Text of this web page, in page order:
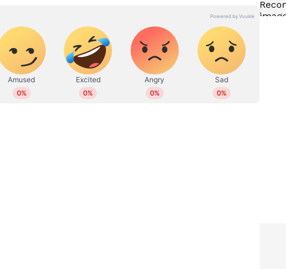
ഓണ്‍ലൈനിൽ പ്രവര്‍ത്തിക്കുന്നു. നിലവിൽ സീനിയര്‍
ആന്‍റ് മാസ് കമ്യൂണക്കേഷനിൽ
പ്രാദേശിക, കേരള, ദേശീയ, അന്താരാഷ്ട്ര വാര്‍ത്തകള്‍,
സ്പോര്‍ട്സ് തുടങ്ങിയ വിഷയങ്ങളിൽ എഴുതുന്നു. 11
നിരവധി ന്യൂസ് സ്റ്റോറികള്‍, ഹ്യൂമൻ ഇന്‍ററസ്റ്റ്
ലേഖനങ്ങള്‍ തുടങ്ങിയവ പ്രസിദ്ധീകരിച്ചു.
ദേശീയ സ്കൂള്‍ കായികമേള,ഐഎസ്എൽ,
റിപ്പോര്‍ട്ട് ചെയ്തിട്ടുണ്ട്. പ്രിന്‍റ്, ഡിജിറ്റൽ